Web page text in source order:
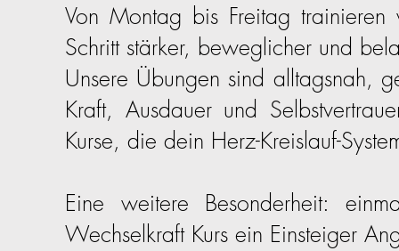
Von Montag bis Freitag
Schritt stärker, beweglicher und
Unsere Übungen sind alltagsnah,
Kraft, Ausdauer und
Kurse, die dein Herz-Kreislauf-
Eine weitere Besonderheit:
Wechselkraft Kurs ein Einsteiger